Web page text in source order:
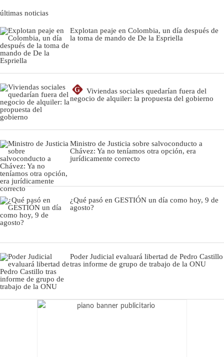
últimas noticias
Explotan peaje en Colombia, un día después de
la toma de mando de De la Espriella
G
Viviendas sociales quedarían fuera del
negocio de alquiler: la propuesta del gobierno
Ministro de Justicia sobre salvoconducto a
Chávez: Ya no teníamos otra opción, era
jurídicamente correcto
¿Qué pasó en GESTIÓN un día como hoy, 9 de
agosto?
Poder Judicial evaluará libertad de Pedro Castillo
tras informe de grupo de trabajo de la ONU